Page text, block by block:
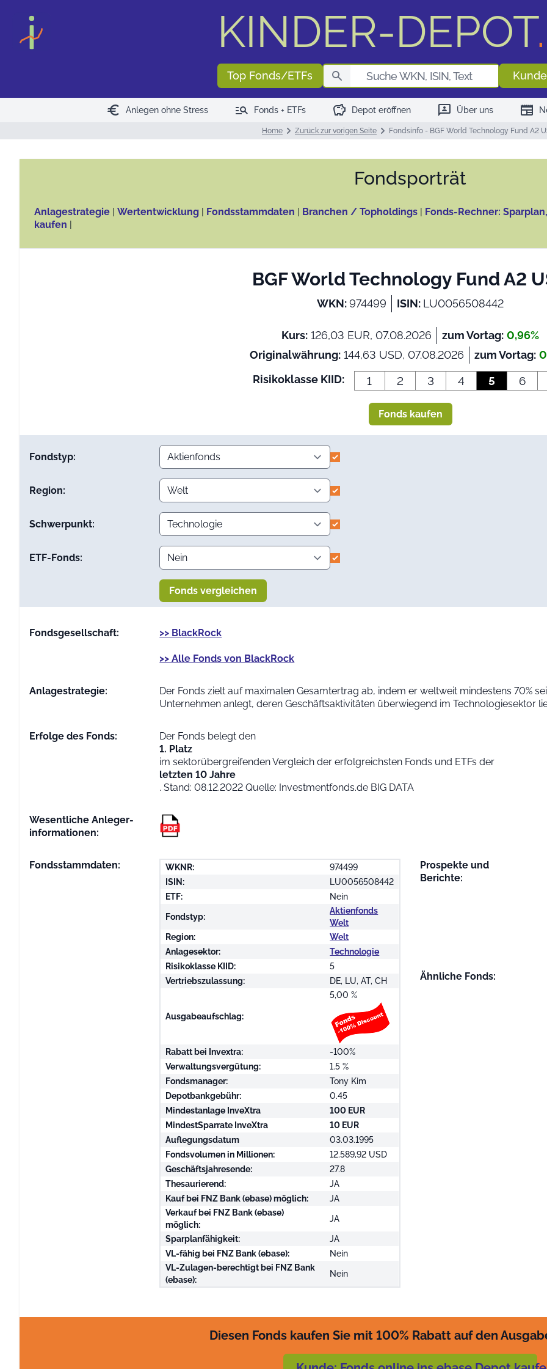
KINDER-DEPOT.
Top Fonds/ETFs
euro Anlegen ohne Stress manage_search Fonds + ETFs savings Depot eröffnen 3p Über uns newspaper
Home Zurück zur vorigen Seite Fondsinfo - BGF World Technology Fund A2
Fonds­porträt
Anlagestrategie | Wertentwicklung | Fondsstammdaten | Branchen / Topholdings | Fonds-Rechner:
kaufen |
BGF World Technology Fund A2
WKN:974499 ISIN: LU0056508442
Kurs: 126,03 EUR, 07.08.2026 zum Vortag: 0,96%
Originalwährung:144,63 USD, 07.08.2026 zum Vortag:
Risikoklasse KIID:
1 2 3 4 5 6
Fonds kaufen
Fondstyp:
Region:
Schwerpunkt:
ETF-Fonds:
Fonds vergleichen
Fondsgesellschaft: >> BlackRock
>> Alle Fonds von BlackRock
Anlage­strategie:
Der Fonds zielt auf maximalen Gesamtertrag ab, indem er weltweit mindestens 70%
Unternehmen anlegt, deren Geschäftsaktivitäten überwiegend im Technologiesektor
Erfolge des Fonds:
Der Fonds belegt den
1. Platz
im sektorübergreifenden Vergleich der erfolgreichsten Fonds und ETFs der
letzten 10 Jahre
. Stand: 08.12.2022 Quelle: Investmentfonds.de BIG DATA
Wesentliche Anleger­
informationen:
Fondsstammdaten: WKNR:
974499
ISIN:
LU0056508442
ETF:
Nein
Fondstyp:
Aktienfonds
Welt
Region:
Welt
Anlagesektor:
Technologie
Risikoklasse KIID:
5
Vertriebszulassung:
DE, LU, AT, CH
Ausgabeaufschlag:
5,00 %
Rabatt bei Invextra:
-100%
Verwaltungsvergütung:
1.5 %
Fondsmanager:
Tony Kim
Depotbankgebühr:
0.45
Mindestanlage InveXtra
100 EUR
MindestSparrate InveXtra
10 EUR
Auflegungsdatum
03.03.1995
Fondsvolumen in Millionen:
12.589,92 USD
Geschäftsjahresende:
27.8
Thesaurierend:
JA
Kauf bei FNZ Bank (ebase) möglich:
JA
Verkauf bei FNZ Bank (ebase)
möglich:
JA
Sparplanfähigkeit:
JA
VL-fähig bei FNZ Bank (ebase):
Nein
VL-Zulagen-berechtigt bei FNZ Bank
(ebase):
Nein
Prospekte und
Berichte:
Ähnliche Fonds:
Diesen Fonds kaufen Sie mit 100% Rabatt auf den